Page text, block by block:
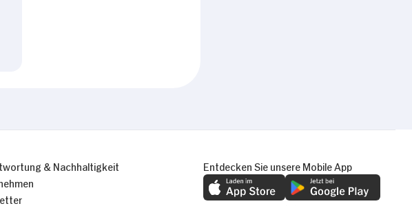
& Nachhaltigkeit
Entdecken Sie unsere Mobile App